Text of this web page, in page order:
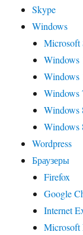
Skype
Windows
Microsoft
Windows
Windows
Windows
Windows
Windows
Wordpress
Браузеры
Firefox
Google
Internet
Microsoft